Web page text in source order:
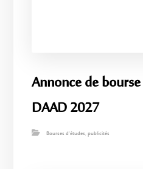
Annonce de
DAAD 2027
Bourses d'études,publicités